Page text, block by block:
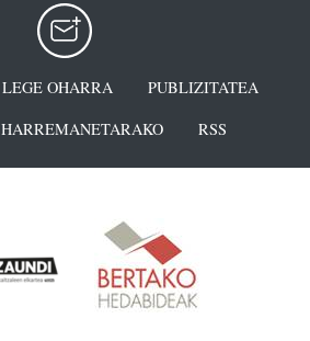
LEGE OHARRA
PUBLIZITATEA
HARREMANETARAKO RSS